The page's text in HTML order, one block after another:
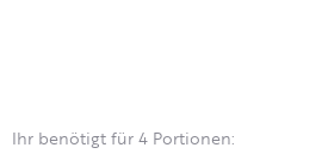
Ihr benötigt für 4 Portionen: